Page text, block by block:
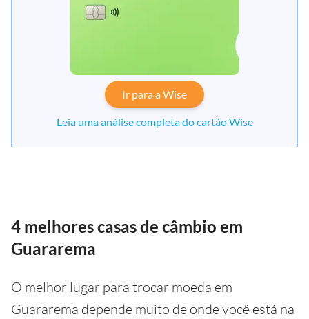
Ir para a Wise
Leia uma análise completa do cartão Wise
4 melhores casas de câmbio em
Guararema
O melhor lugar para trocar moeda em
Guararema depende muito de onde você está na